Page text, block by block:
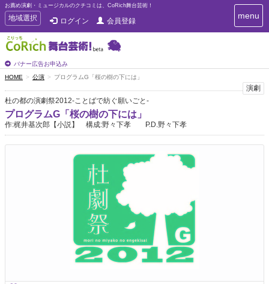
お薦め演劇・ミュージカルのクチコミは、CoRich舞台芸術！
T
o
g
g
e
n
a
v
i
g
a
地域選択 ログイン 会員登録
バナー広告お申込み
T
o
g
a
menu
HOME 公演 プログラムG「桜の樹の下には」
演劇
杜の都の演劇祭2012-ことばで紡ぐ願いごと-
プログラムG「桜の樹の下には」
作:梶井基次郎【小説】 構成:野々下孝 P.D.野々下孝